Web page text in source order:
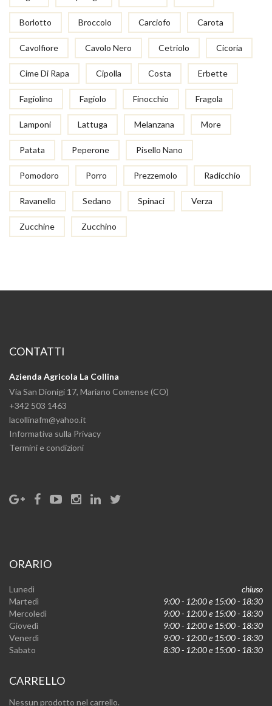
Borlotto Broccolo Carciofo Carota
Cavolfiore Cavolo Nero Cetriolo Cicoria
Cime Di Rapa Cipolla Costa Erbette
Fagiolino Fagiolo Finocchio Fragola
Lamponi Lattuga Melanzana More
Patata Peperone Pisello Nano
Pomodoro Porro Prezzemolo Radicchio
Ravanello Sedano Spinaci Verza
Zucchine Zucchino
CONTATTI
Azienda Agricola La Collina
Via San Dionigi 17, Mariano Comense (CO)
+342 503 1463
lacollinafm@yahoo.it
Informativa sulla Privacy
Termini e condizioni
ORARIO
Lunedì
chiuso
Martedì
9:00 - 12:00 e 15:00 - 18:30
Mercoledì
9:00 - 12:00 e 15:00 - 18:30
Giovedì
9:00 - 12:00 e 15:00 - 18:30
Venerdì
9:00 - 12:00 e 15:00 - 18:30
Sabato
8:30 - 12:00 e 15:00 - 18:30
CARRELLO
Nessun prodotto nel carrello.